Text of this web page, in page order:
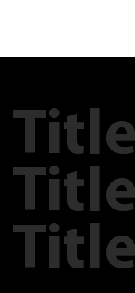
Title
Title
Title